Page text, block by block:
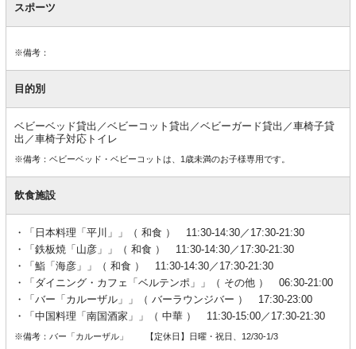
スポーツ
※備考：
目的別
ベビーベッド貸出／ベビーコット貸出／ベビーガード貸出／車椅子貸
出／車椅子対応トイレ
※備考：ベビーベッド・ベビーコットは、1歳未満のお子様専用です。
飲食施設
「日本料理「平川」」（ 和食 ） 11:30-14:30／17:30-21:30
「鉄板焼「山彦」」（ 和食 ） 11:30-14:30／17:30-21:30
「鮨「海彦」」（ 和食 ） 11:30-14:30／17:30-21:30
「ダイニング・カフェ「ベルテンポ」」（ その他 ） 06:30-21:00
「バー「カルーザル」」（ バーラウンジバー ） 17:30-23:00
「中国料理「南国酒家」」（ 中華 ） 11:30-15:00／17:30-21:30
※備考：バー「カルーザル」 【定休日】日曜・祝日、12/30-1/3